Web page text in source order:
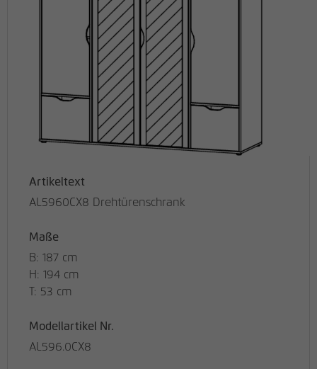
Artikeltext
AL5960CX8 Drehtürenschrank
Maße
B: 187 cm
H: 194 cm
T: 53 cm
Modellartikel Nr.
AL596.0CX8